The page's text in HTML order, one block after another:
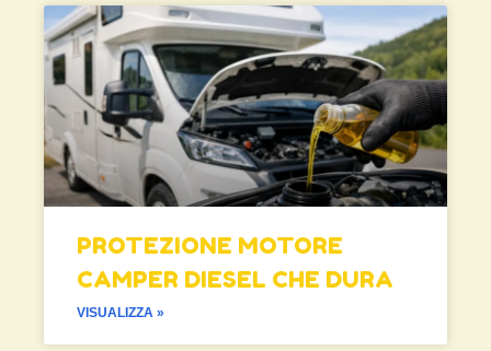
PROTEZIONE MOTORE
CAMPER DIESEL CHE DURA
VISUALIZZA »